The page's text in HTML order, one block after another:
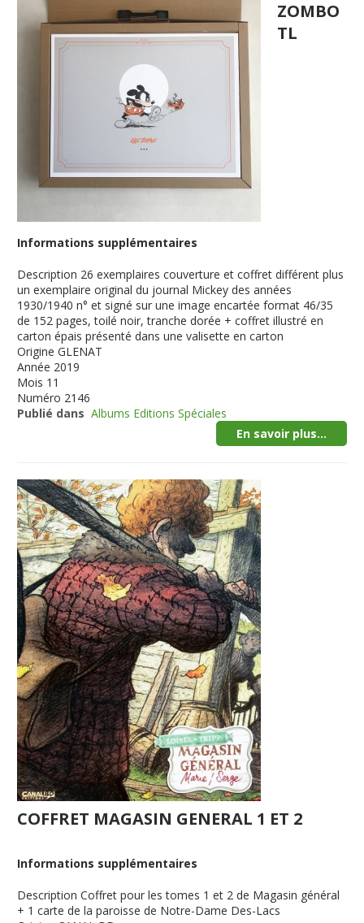
ZOMBO
TL
Informations supplémentaires
Description 26 exemplaires couverture et coffret différent plus
un exemplaire original du journal Mickey des années
1930/1940 n° et signé sur une image encartée format 46/35
de 152 pages, toilé noir, tranche dorée + coffret illustré en
carton épais présenté dans une valisette en carton
Origine GLENAT
Année 2019
Mois 11
Numéro 2146
Publié dans Albums Editions Spéciales
En savoir plus...
COFFRET MAGASIN GENERAL 1 ET 2
Informations supplémentaires
Description Coffret pour les tomes 1 et 2 de Magasin général
+ 1 carte de la paroisse de Notre-Dame Des-Lacs